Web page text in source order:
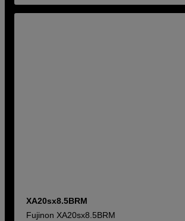
XA20sx8.5BRM
Fujinon XA20sx8.5BRM